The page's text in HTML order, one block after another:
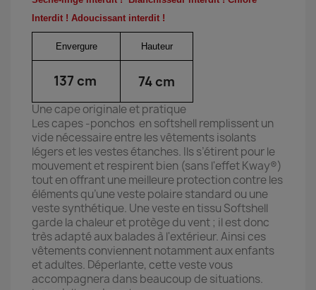
Interdit ! Adoucissant interdit !
Envergure Hauteur
137 cm 74 cm
Une cape originale et pratique
Les capes -ponchos en softshell remplissent un
vide nécessaire entre les vêtements isolants
légers et les vestes étanches. Ils s’étirent pour le
mouvement et respirent bien (sans l'effet Kway®)
tout en offrant une meilleure protection contre les
éléments qu’une veste polaire standard ou une
veste synthétique. Une veste en tissu Softshell
garde la chaleur et protège du vent ; il est donc
très adapté aux balades à l'extérieur. Ainsi ces
vêtements conviennent notamment aux enfants
et adultes. Déperlante, cette veste vous
accompagnera dans beaucoup de situations.